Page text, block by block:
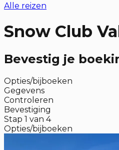
Alle reizen
Snow Club
Bevestig je
Opties/bijboeken
Gegevens
Controleren
Bevestiging
Stap 1 van 4
Opties/bijboeken